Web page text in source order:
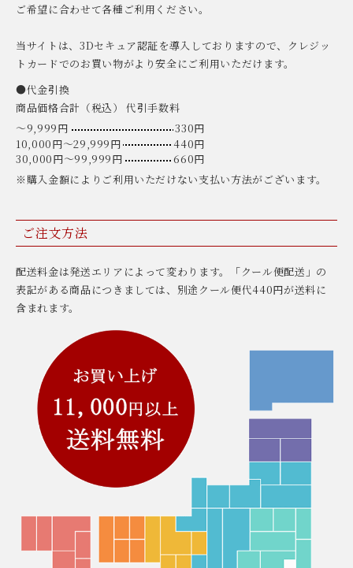
ご希望に合わせて各種ご利用ください。
当サイトは、3Dセキュア認証を導入しておりますので、クレジッ
トカードでのお買い物がより安全にご利用いただけます。
●代金引換
商品価格合計（税込） 代引手数料
〜9,999円
330円
10,000円〜29,999円
440円
30,000円〜99,999円
660円
※購入金額によりご利用いただけない支払い方法がございます。
ご注文方法
配送料金は発送エリアによって変わります。「クール便配送」の
表記がある商品につきましては、別途クール便代440円が送料に
含まれます。